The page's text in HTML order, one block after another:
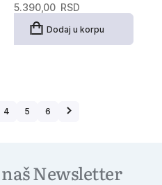
5.390,00 RSD
Dodaj u korpu
4 5 6
Newsletter